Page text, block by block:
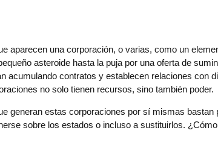
aparecen una corporación, o varias, como un
asteroide hasta la puja por una oferta de
acumulando contratos y establecen relaciones con
no solo tienen recursos, sino también poder.
generan estas corporaciones por sí mismas
sobre los estados o incluso a sustituirlos.